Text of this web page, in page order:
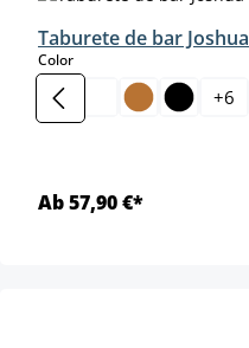
Taburete de bar Joshua
Colorselect
+6
Ab 57,90 €*